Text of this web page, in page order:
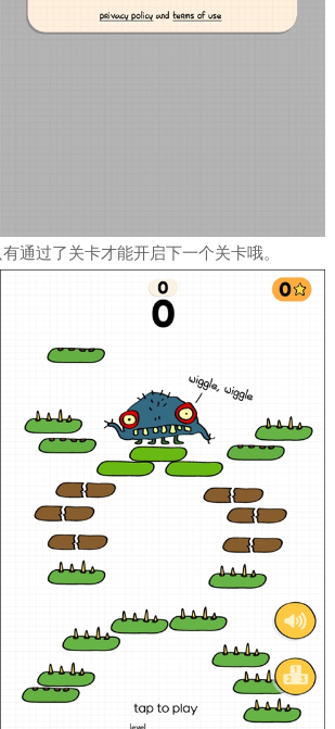
通过了关卡才能开启下一个关卡哦。